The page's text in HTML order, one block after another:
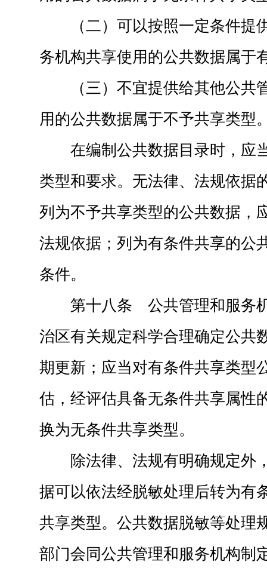
（二）可以按照一定条件
务机构共享使用的公共数据属于
（三）不宜提供给其他公
用的公共数据属于不予共享类型
在编制公共数据目录时，应
类型和要求。无法律、法规依据
列为不予共享类型的公共数据，
法规依据；列为有条件共享的公
条件。
第十八条 公共管理和服务
治区有关规定科学合理确定公共
期更新；应当对有条件共享类型
估，经评估具备无条件共享属性
换为无条件共享类型。
除法律、法规有明确规定外
据可以依法经脱敏处理后转为有
共享类型。公共数据脱敏等处理
部门会同公共管理和服务机构制